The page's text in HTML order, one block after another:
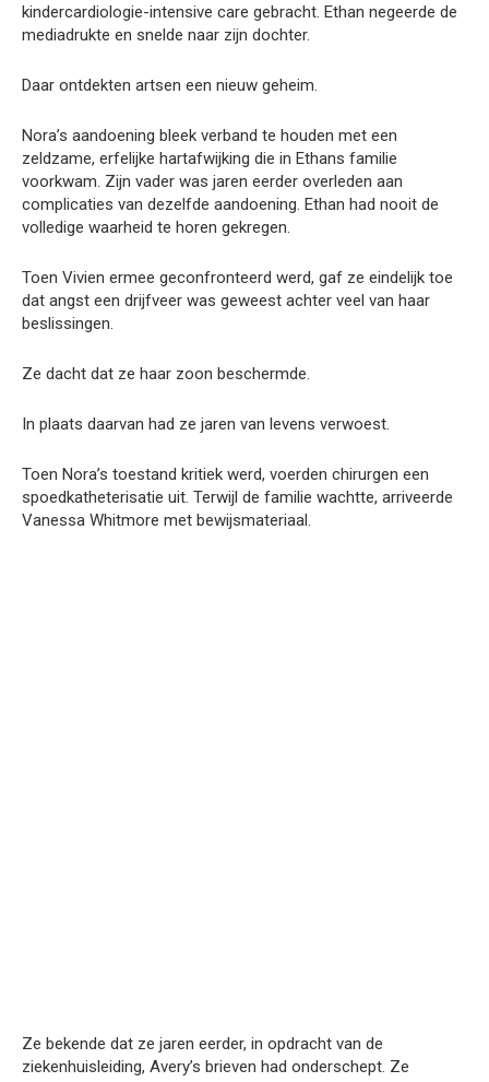
kindercardiologie-intensive care gebracht. Ethan negeerde de
mediadrukte en snelde naar zijn dochter.
Daar ontdekten artsen een nieuw geheim.
Nora’s aandoening bleek verband te houden met een
zeldzame, erfelijke hartafwijking die in Ethans familie
voorkwam. Zijn vader was jaren eerder overleden aan
complicaties van dezelfde aandoening. Ethan had nooit de
volledige waarheid te horen gekregen.
Toen Vivien ermee geconfronteerd werd, gaf ze eindelijk toe
dat angst een drijfveer was geweest achter veel van haar
beslissingen.
Ze dacht dat ze haar zoon beschermde.
In plaats daarvan had ze jaren van levens verwoest.
Toen Nora’s toestand kritiek werd, voerden chirurgen een
spoedkatheterisatie uit. Terwijl de familie wachtte, arriveerde
Vanessa Whitmore met bewijsmateriaal.
Ze bekende dat ze jaren eerder, in opdracht van de
ziekenhuisleiding, Avery’s brieven had onderschept. Ze